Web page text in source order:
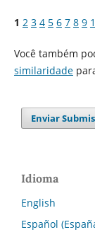
1 2 3 4 5 6 7 8 9
Você também
similaridade
Enviar
Idioma
English
Español